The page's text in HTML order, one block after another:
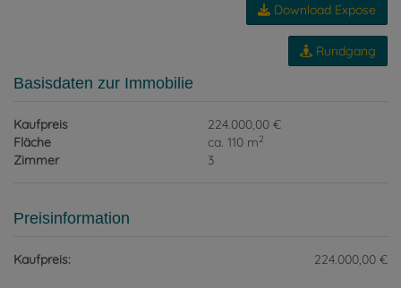
Download Expose
Rundgang
Basisdaten zur Immobilie
Kaufpreis
224.000,00 €
Fläche
ca. 110 m2
Zimmer 3
Preisinformation
Kaufpreis: 224.000,00 €